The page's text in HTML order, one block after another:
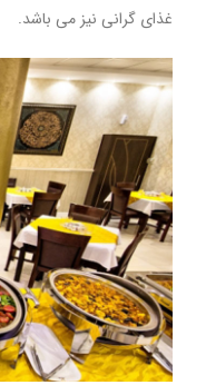
غذای گرانی نیز می باشد.